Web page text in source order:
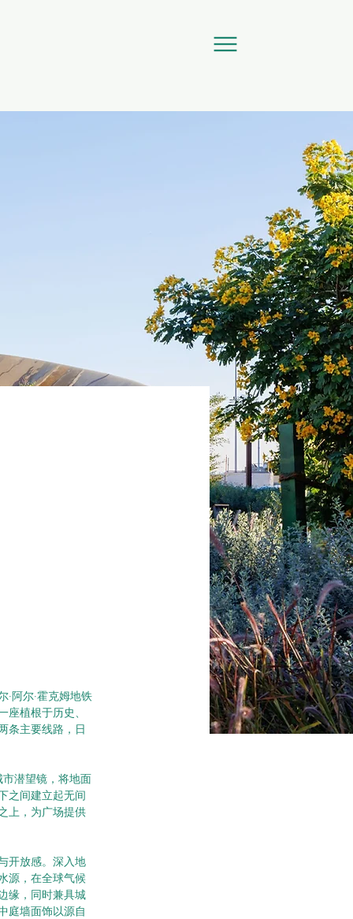
阿尔·霍克姆地铁
植根于历史、
条主要线路，日
潜望镜，将地面
之间建立起无间
上，为广场提供
开放感。深入地
源，在全球气候
缘，同时兼具城
庭墙面饰以源自